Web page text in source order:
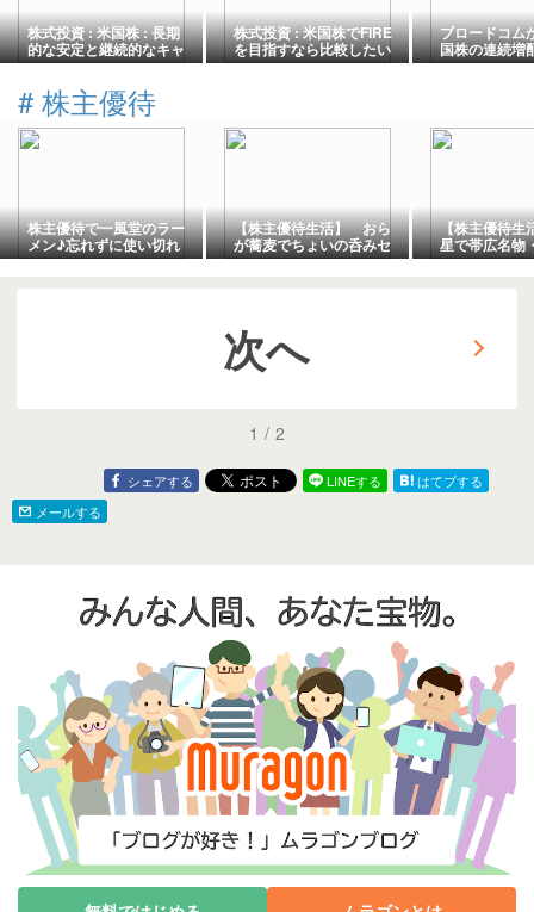
株式投資 : 米国株 : 長期
的な安定と継続的なキャ
ッシュフローのために検
株式投資 : 米国株でFIRE
を目指すなら比較したい
高配当・配当貴族・
ブロードコム
国株の連続増
める方法5選
# 株主優待
株主優待で一風堂のラー
メン♪忘れずに使い切れ
た
【株主優待生活】 おら
が蕎麦でちょいの呑みセ
ットとパリじゅわ とり皮
串 (株)グルメ杵屋
[9850]
【株主優待生
星で帯広名物
丼をいただき
次へ
1 / 2
シェアする LINEする
はてブする
メールする